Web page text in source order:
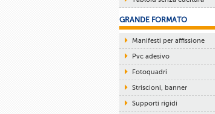
GRANDE FORMATO
Manifesti per affissione
Pvc adesivo
Fotoquadri
Striscioni, banner
Supporti rigidi